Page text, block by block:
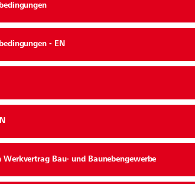
- EN
Werkvertrag Bau- und Baunebengewerbe